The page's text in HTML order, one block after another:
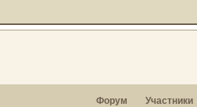
Форум Участники